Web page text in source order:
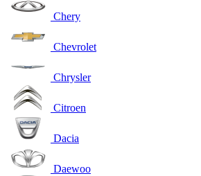
Chery
Chevrolet
Chrysler
Citroen
Dacia
Daewoo